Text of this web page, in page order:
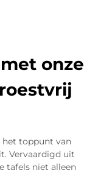
onze
het toppunt van
Vervaardigd uit
tafels niet alleen